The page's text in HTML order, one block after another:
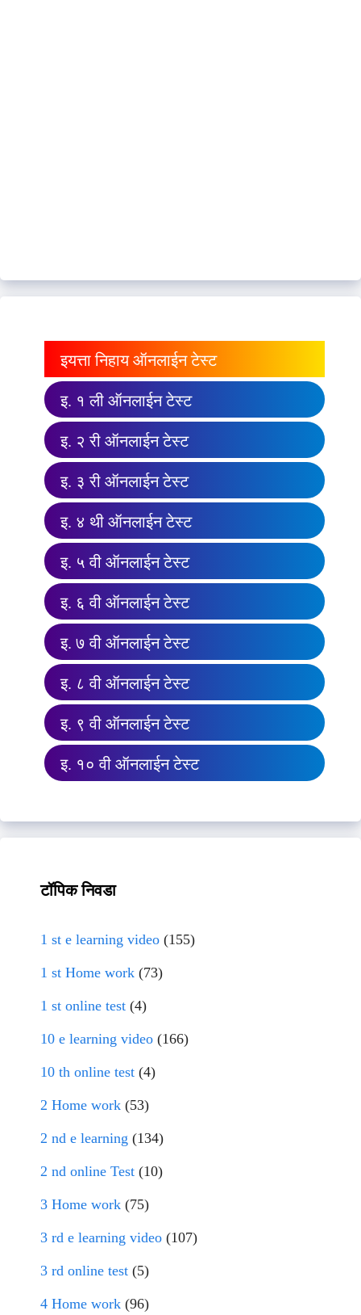
इयत्ता निहाय ऑनलाईन टेस्ट
इ. १ ली ऑनलाईन टेस्ट
इ. २ री ऑनलाईन टेस्ट
इ. ३ री ऑनलाईन टेस्ट
इ. ४ थी ऑनलाईन टेस्ट
इ. ५ वी ऑनलाईन टेस्ट
इ. ६ वी ऑनलाईन टेस्ट
इ. ७ वी ऑनलाईन टेस्ट
इ. ८ वी ऑनलाईन टेस्ट
इ. ९ वी ऑनलाईन टेस्ट
इ. १० वी ऑनलाईन टेस्ट
टॉपिक निवडा
1 st e learning video (155)
1 st Home work (73)
1 st online test (4)
10 e learning video (166)
10 th online test (4)
2 Home work (53)
2 nd e learning (134)
2 nd online Test (10)
3 Home work (75)
3 rd e learning video (107)
3 rd online test (5)
4 Home work (96)